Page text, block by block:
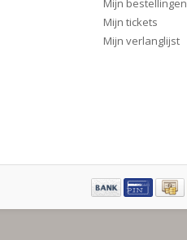
Mijn bestellingen
Mijn tickets
Mijn verlanglijst